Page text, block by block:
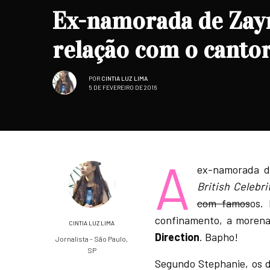
Ex-namorada de
relação com o
POR CINTIA LUZ LIMA
5 DE FEVEREIRO DE 2016
CINTIA LUZ LIMA
Jornalista - São Paulo,
SP
A ex-namorada
British
com famosos.
confinamento, a
Direction. Bapho!
Segundo Stephanie, os